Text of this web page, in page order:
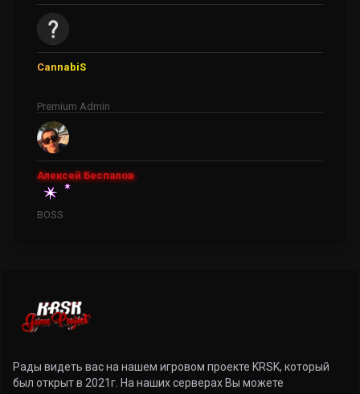
CannabiS
Premium Admin
Алексей Беспалов
BOSS
Рады видеть вас на нашем игровом проекте KRSK, который
был открыт в 2021г. На наших серверах Вы можете